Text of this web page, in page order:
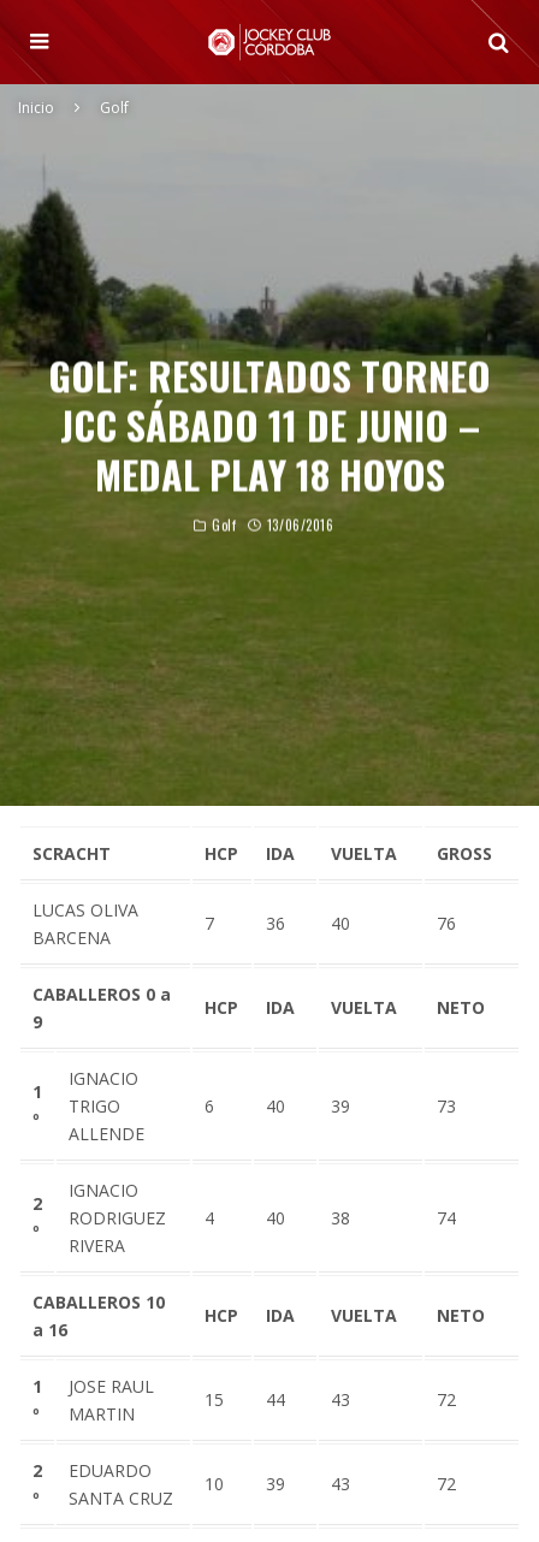
Inicio Golf
GOLF: RESULTADOS TORNEO
JCC SÁBADO 11 DE JUNIO –
MEDAL PLAY 18 HOYOS
Golf 13/06/2016
SCRACHT HCP IDA VUELTA GROSS
LUCAS OLIVA
BARCENA
7 36 40 76
CABALLEROS 0 a
9
HCP IDA VUELTA NETO
1
º
IGNACIO
TRIGO
ALLENDE
6 40 39 73
2
º
IGNACIO
RODRIGUEZ
RIVERA
4 40 38 74
CABALLEROS 10
a 16
HCP IDA VUELTA NETO
1
º
JOSE RAUL
MARTIN
15 44 43 72
2
º
EDUARDO
SANTA CRUZ
10 39 43 72